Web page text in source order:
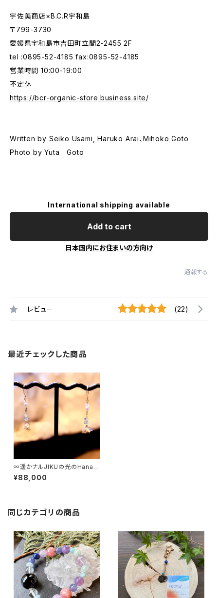
宇佐美商店×B.C.R宇和島
〒799-3730
愛媛県宇和島市吉田町立間2-2455 2F
tel :0895-52-4185 fax:0895-52-4185
営業時間 10:00-19:00
不定休
https://bcr-organic-store.business.site/
Written by Seiko Usami, Haruko Arai、Mihoko Goto
Photo by Yuta Goto
International shipping available
Add to cart
日本国内にお住まいの方向け
通報する
レビュー (22)
最近チェックした商品
∞遥かナルJIKUの光のHana〜
呼び起こすキオクと、花咲く未来
へ。∞
¥88,000
同じカテゴリの商品